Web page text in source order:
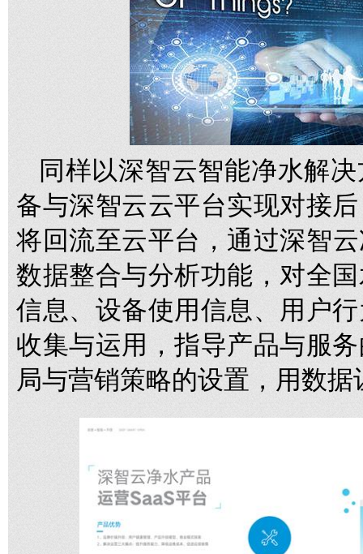
同样以深智云智能净水解
备与深智云云平台实现对接
将回流至云平台，通过深智
数据整合与分析功能，对全
信息、设备使用信息、用户
收集与运用，指导产品与服
局与营销策略的设置，用数